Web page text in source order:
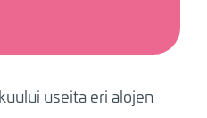
useita eri alojen